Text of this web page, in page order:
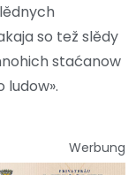
so tež slědy
staćanow
ludow».
Werbung